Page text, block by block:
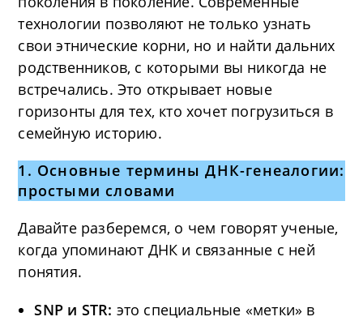
технологии позволяют не только узнать
свои этнические корни, но и найти дальних
родственников, с которыми вы никогда не
встречались. Это открывает новые
горизонты для тех, кто хочет погрузиться в
семейную историю.
1. Основные термины ДНК-генеалогии:
простыми словами
Давайте разберемся, о чем говорят ученые,
когда упоминают ДНК и связанные с ней
понятия.
SNP и STR: это специальные «метки» в